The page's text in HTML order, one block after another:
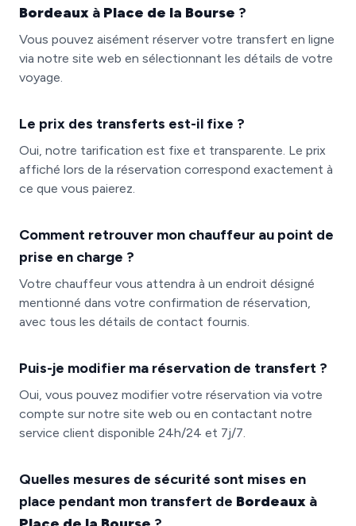
Bordeaux à Place de la Bourse ?
Vous pouvez aisément réserver votre transfert en ligne
via notre site web en sélectionnant les détails de votre
voyage.
Le prix des transferts est-il fixe ?
Oui, notre tarification est fixe et transparente. Le prix
affiché lors de la réservation correspond exactement à
ce que vous paierez.
Comment retrouver mon chauffeur au point de
prise en charge ?
Votre chauffeur vous attendra à un endroit désigné
mentionné dans votre confirmation de réservation,
avec tous les détails de contact fournis.
Puis-je modifier ma réservation de transfert ?
Oui, vous pouvez modifier votre réservation via votre
compte sur notre site web ou en contactant notre
service client disponible 24h/24 et 7j/7.
Quelles mesures de sécurité sont mises en
place pendant mon transfert de Bordeaux à